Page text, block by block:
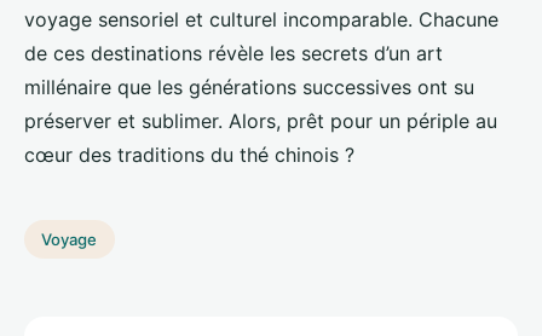
voyage sensoriel et culturel incomparable. Chacune
de ces destinations révèle les secrets d’un art
millénaire que les générations successives ont su
préserver et sublimer. Alors, prêt pour un périple au
cœur des traditions du thé chinois ?
Voyage